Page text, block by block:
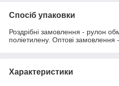
Спосіб упаковки
Роздрібні замовлення - рулон
поліетилену. Оптові замовлення -
Характеристики